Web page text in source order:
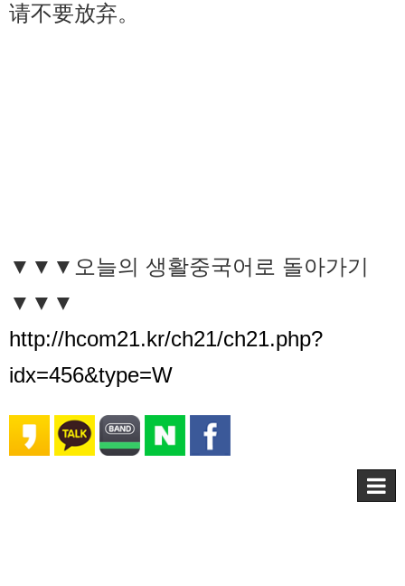
请不要放弃。
▼▼▼오늘의 생활중국어로 돌아가기
▼▼▼
http://hcom21.kr/ch21/ch21.php?
idx=456&type=W